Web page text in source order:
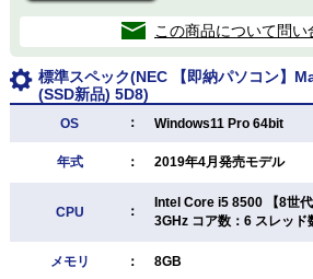
この商品について問い
標準スペック(NEC 【即納パソコン】
(SSD新品) 5D8)
OS ： Windows11 Pro 64bit
年式 ： 2019年4月発売モデル
CPU ：
Intel Core i5 8500 【8世代
3GHz コア数：6 スレッド
メモリ ： 8GB